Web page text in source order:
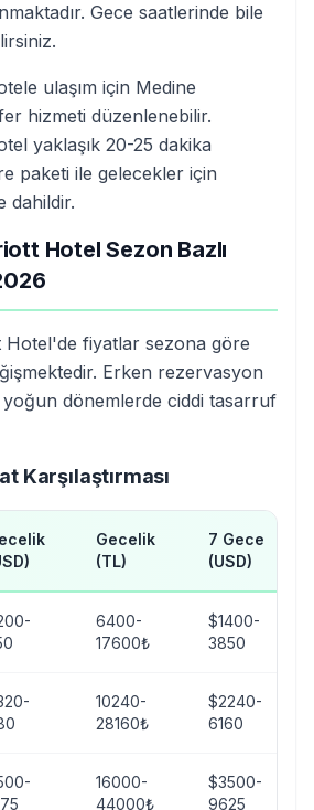
Gece saatlerinde bile
ulaşım için Medine
hizmeti düzenlenebilir.
yaklaşık 20-25 dakika
paketi ile gelecekler için
dahildir.
Hotel Sezon Bazlı
fiyatlar sezona göre
Erken rezervasyon
dönemlerde ciddi tasarruf
Karşılaştırması
Gecelik
(TL)
7 Gece
(USD)
6400-
17600₺
$1400-
3850
10240-
28160₺
$2240-
6160
16000-
44000₺
$3500-
9625